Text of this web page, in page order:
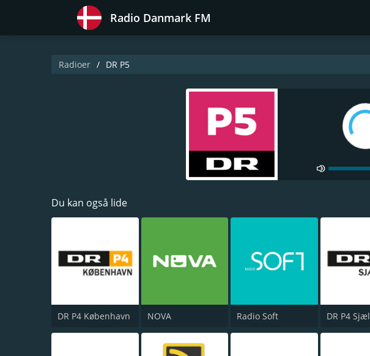
Radio Danmark FM
Radioer DR P5
Du kan også lide
DR P4 København NOVA Radio Soft DR P4